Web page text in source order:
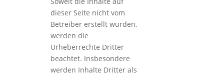
dieser Seite nicht vom
Betreiber erstellt wurden,
werden die
Urheberrechte Dritter
beachtet. Insbesondere
werden Inhalte Dritter als